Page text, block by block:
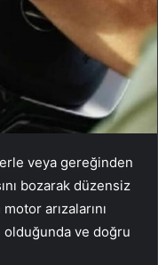
veya gereğinden
bozarak düzensiz
arızalarını
ve doğru